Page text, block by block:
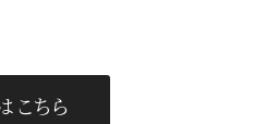
こちら